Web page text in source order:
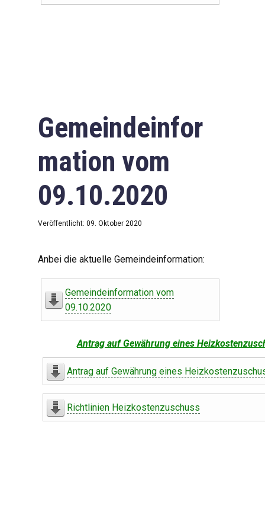
Gemeindeinfor
mation vom
09.10.2020
Veröffentlicht: 09. Oktober 2020
Anbei die aktuelle Gemeindeinformation:
Gemeindeinformation vom
09.10.2020
Antrag auf Gewährung eines
Antrag auf Gewährung eines
Richtlinien Heizkostenzuschuss